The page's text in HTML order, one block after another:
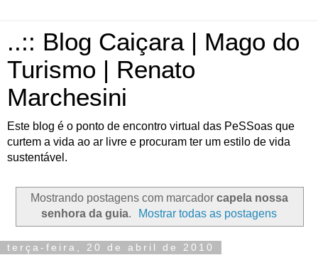
..:: Blog Caiçara | Mago do
Turismo | Renato
Marchesini
Este blog é o ponto de encontro virtual das PeSSoas que
curtem a vida ao ar livre e procuram ter um estilo de vida
sustentável.
Mostrando postagens com marcador capela nossa
senhora da guia. Mostrar todas as postagens
terça-feira, 20 de abril de 2010